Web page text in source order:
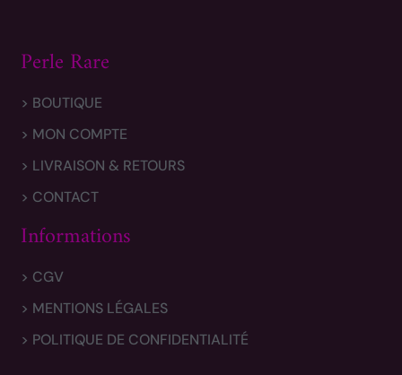
Perle Rare
> BOUTIQUE
> MON COMPTE
> LIVRAISON & RETOURS
> CONTACT
Informations
> CGV
> MENTIONS LÉGALES
> POLITIQUE DE CONFIDENTIALITÉ